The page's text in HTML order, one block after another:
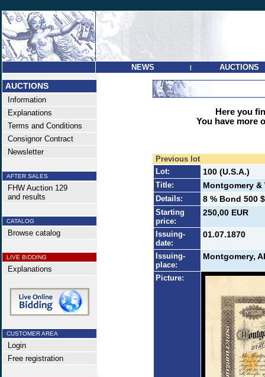
NEWS | AUCTIONS
AUCTIONS
Information
Explanations
Terms and Conditions
Consignor Contract
Newsletter
AFTER SALES
FHW Auction 129
and results
CATALOG
Browse catalog
LIVE BIDDING
Explanations
CUSTOMER AREA
Login
Free registration
Here you
You have more
Previous lot
Lot:
100 (U.S.A.)
Title: Montgomery &
Details: 8 % Bond 500
Starting
price:
250,00 EUR
Issuing-
date:
01.07.1870
Issuing-
place:
Montgomery,
Picture: